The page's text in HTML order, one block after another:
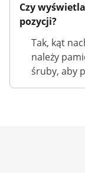
Czy
pozycji?
Tak, kąt
należy
śruby, aby